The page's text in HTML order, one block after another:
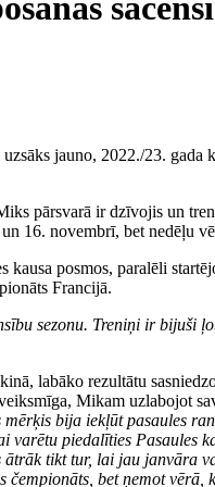
jauno, 2022./23. gada
pārsvarā ir dzīvojis un
16. novembrī, bet nedēļu
posmos, paralēli
Francijā.
sezonu. Treniņi ir bijuši
labāko rezultātu
Mikam uzlabojot
bija iekļūt pasaules
piedalīties Pasaules
tikt tur, lai jau janvāra
bet ņemot